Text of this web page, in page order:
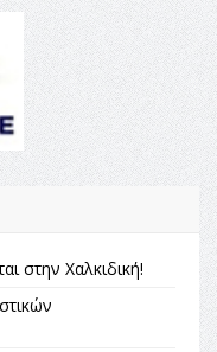
στην Χαλκιδική!